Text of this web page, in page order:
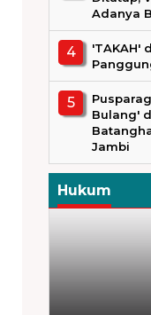
Adanya
'TAKAH'
Bulang'
Jambi
Hukum